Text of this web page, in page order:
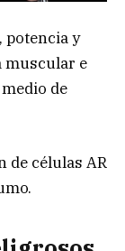
potencia y
muscular e
de
de células AR